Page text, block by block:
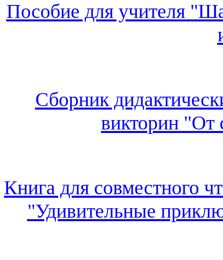
Пособие для учителя
Сборник
викторин "От
Книга для совместного
"Удивительные